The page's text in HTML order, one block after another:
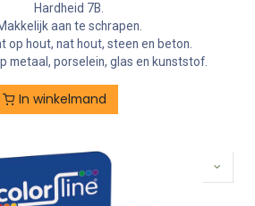
Hardheid 7B.
aan te schrapen.
op hout, nat hout, steen en beton.
metaal, porselein, glas en kunststof.
In winkelmand